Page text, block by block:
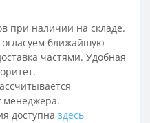
при наличии на складе.
ближайшую
частями. Удобная
менеджера.
доступна здесь